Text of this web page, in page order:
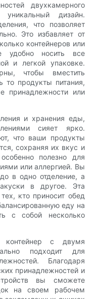
двухкамерного
дизайн.
что позволяет
Это избавляет от
контейнеров или
удобно носить все
и легкой упаковке.
чтобы вместить
то продукты питания,
принадлежности или
и хранения еды,
сияет ярко.
что ваши продукты
сохраняя их вкус и
полезно для
или аллергией. Вы
в одно отделение, а
в другое. Эта
кто приносит обед
еду на
с собой несколько
контейнер с двумя
подходит для
Благодаря
принадлежностей и
вы сможете
на своем рабочем